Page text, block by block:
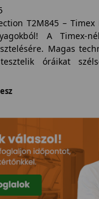
T2M845 –
A Timex-
Magas
óráikat